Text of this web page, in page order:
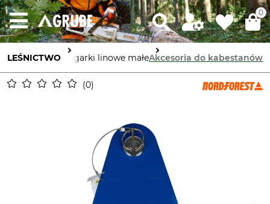
0
LEŚNICTWO
i maszynyWciągarki linowe małeAkcesoria do kabestanów
0